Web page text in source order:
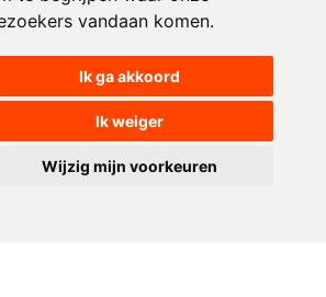
vandaan komen.
Ik ga akkoord
Ik weiger
Wijzig mijn voorkeuren
tijden
wijzigen
De beste Nederlandstalige muziek
je hier al 20 jaar. In digitale kwaliteit op je